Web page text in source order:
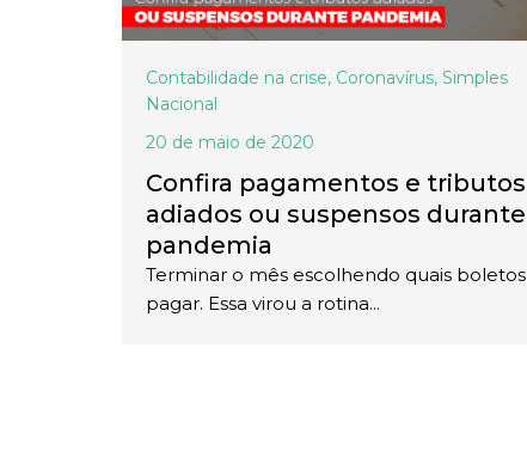
Contabilidade na crise, Coronavírus, Simples
Nacional
20 de maio de 2020
Confira pagamentos e tributos
adiados ou suspensos durante
pandemia
Terminar o mês escolhendo quais boletos
pagar. Essa virou a rotina...